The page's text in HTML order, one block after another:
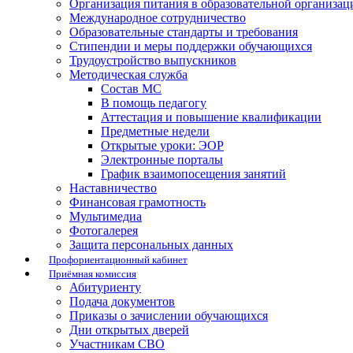
Организация питания в образовательной
Международное сотрудничество
Образовательные стандарты и требования
Стипендии и меры поддержки обучающихся
Трудоустройство выпускников
Методическая служба
Состав МС
В помощь педагогу
Аттестация и повышение квалификации
Предметные недели
Открытые уроки: ЭОР
Электронные порталы
График взаимопосещения занятий
Наставничество
Финансовая грамотность
Мультимедиа
Фотогалерея
Защита персональных данных
Профориентационный кабинет
Приёмная комиссия
Абитуриенту
Подача документов
Приказы о зачислении обучающихся
Дни открытых дверей
Участникам СВО